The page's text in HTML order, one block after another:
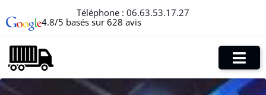
Téléphone : 06.63.53.17.27
4.8/5 basés sur 628 avis